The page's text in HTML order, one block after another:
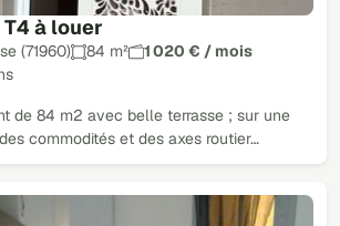
à louer
(71960) 84 m²
1 020 € / mois
de 84 m2 avec belle terrasse ; sur une
commodités et des axes routier…